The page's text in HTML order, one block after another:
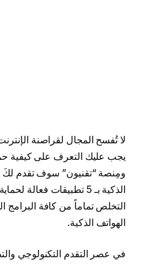
لا تُفسح المجال لقراصنة
يجب عليك التعرف على كيفية
ومِنصة “تقنيون” سوف تقدم لكَ
الذكية بـ 5 تطبيقات
التخلص تماماً من كافة البرامج
الهواتف الذكية.
في عصر التقدم التكنولوجي